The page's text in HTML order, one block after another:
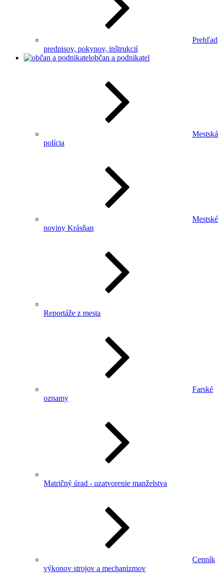
Prehľad
predpisov, pokynov, inštrukcií
občan a podnikatel
Mestská
polícia
Mestské
noviny Krásňan
Reportáže z mesta
Farské
oznamy
Matričný úrad - uzatvorenie manželstva
Cenník
výkonov strojov a mechanizmov